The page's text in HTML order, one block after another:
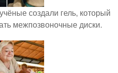
создали гель, который
межпозвоночные диски.